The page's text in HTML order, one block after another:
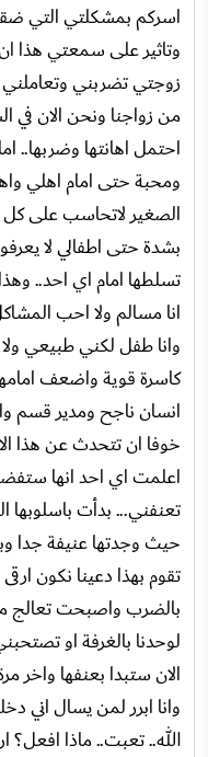
اسركم بمشكلتي التي
وتاثير على سمعتي
زوجتي تضربني وتعاملني
من زواجنا ونحن الان في
احتمل اهانتها وضربها..
ومحبة حتى امام اهلي
الصغير لاتحاسب على
بشدة حتى اطفالي لا
تسلطها امام اي احد..
انا مسالم ولا احب
وانا طفل لكني طبيعي
كاسرة قوية واضعف
انسان ناجح ومدير
خوفا ان تتحدث عن هذا
اعلمت اي احد انها
تعنفني... بدأت باسلوبها
حيث وجدتها عنيفة جدا
تقوم بهذا دعينا نكون
بالضرب واصبحت تعالج
لوحدنا بالغرفة او
الان ستبدا بعنفها
وانا ابرر لمن يسال اني
الله.. تعبت.. ماذا افعل؟